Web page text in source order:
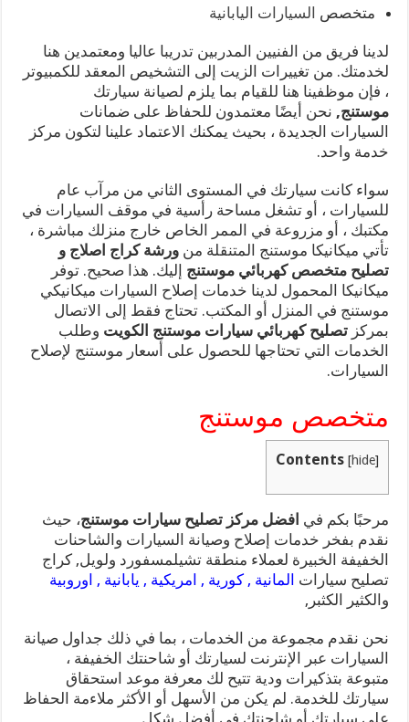
متخصص السيارات اليابانية
لدينا فريق من الفنيين المدربين تدريبا عاليا ومعتمدين هنا
لخدمتك. من تغييرات الزيت إلى التشخيص المعقد للكمبيوتر
، فإن موظفينا هنا للقيام بما يلزم لصيانة سيارتك
موستنج, نحن أيضًا معتمدون للحفاظ على ضمانات
السيارات الجديدة ، بحيث يمكنك الاعتماد علينا لتكون مركز
خدمة واحد.
سواء كانت سيارتك في المستوى الثاني من مرآب عام
للسيارات ، أو تشغل مساحة رأسية في موقف السيارات في
مكتبك ، أو مزروعة في الممر الخاص خارج منزلك مباشرة ،
تأتي ميكانيكا موستنج المتنقلة منورشة كراج اصلاج و
تصليح متخصص كهربائي موستنج إليك. هذا صحيح. توفر
ميكانيكا المحمول لدينا خدمات إصلاح السيارات ميكانيكي
موستنج في المنزل أو المكتب. تحتاج فقط إلى الاتصال
بمركزتصليح كهربائي سيارات موستنج الكويت وطلب
الخدمات التي تحتاجها للحصول على أسعار موستنج لإصلاح
السيارات.
متخصص موستنج
Contents [hide]
مرحبًا بكم في افضل مركز تصليح سيارات موستنج، حيث
نقدم بفخر خدمات إصلاح وصيانة السيارات والشاحنات
الخفيفة الخبيرة لعملاء منطقة تشيلمسفورد ولويل, كراج
تصليح سيارات المانية , كورية , امريكية , يابانية , اوروبية
والكثير الكثبر,
نحن نقدم مجموعة من الخدمات ، بما في ذلك جداول صيانة
السيارات عبر الإنترنت لسيارتك أو شاحنتك الخفيفة ،
متبوعة بتذكيرات ودية تتيح لك معرفة موعد استحقاق
سيارتك للخدمة. لم يكن من الأسهل أو الأكثر ملاءمة الحفاظ